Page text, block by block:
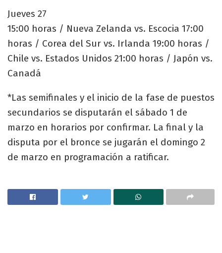
Jueves 27
15:00 horas / Nueva Zelanda vs. Escocia 17:00
horas / Corea del Sur vs. Irlanda 19:00 horas /
Chile vs. Estados Unidos 21:00 horas / Japón vs.
Canadá
*Las semifinales y el inicio de la fase de puestos
secundarios se disputarán el sábado 1 de
marzo en horarios por confirmar. La final y la
disputa por el bronce se jugarán el domingo 2
de marzo en programación a ratificar.